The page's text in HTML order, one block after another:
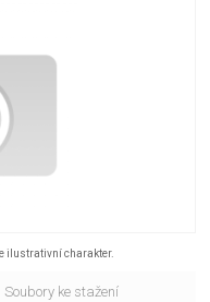
ilustrativní charakter.
Soubory ke stažení